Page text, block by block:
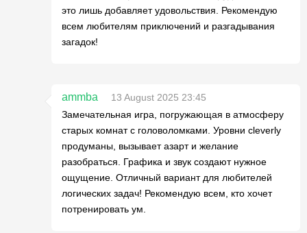
это лишь добавляет удовольствия. Рекомендую
всем любителям приключений и разгадывания
загадок!
ammba
13 August 2025 23:45
Замечательная игра, погружающая в атмосферу
старых комнат с головоломками. Уровни cleverly
продуманы, вызывает азарт и желание
разобраться. Графика и звук создают нужное
ощущение. Отличный вариант для любителей
логических задач! Рекомендую всем, кто хочет
потренировать ум.